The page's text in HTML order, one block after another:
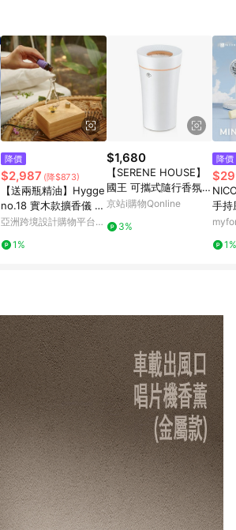
降價
$2,987 (降$873)
【送兩瓶精油】Hygge
no.18 實木款擴香儀 送
禮推薦 香氛機
亞洲跨境設計購物平台
1%
$1,680
【SERENE HOUSE】
國王 可攜式隨行香氛膠
囊機
京站i購物Qonline
3%
降價
手持
林綠
1%